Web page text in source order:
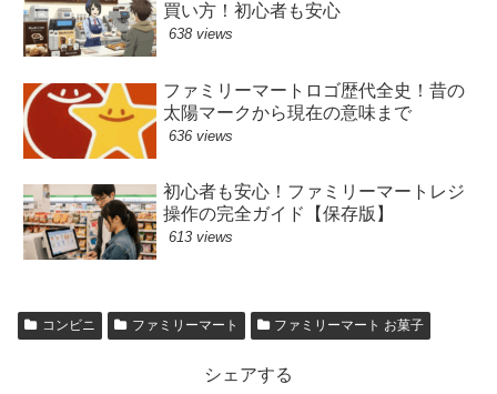
買い方！初心者も安心
638 views
ファミリーマートロゴ歴代全史！昔の
太陽マークから現在の意味まで
636 views
初心者も安心！ファミリーマートレジ
操作の完全ガイド【保存版】
613 views
コンビニ ファミリーマート ファミリーマート お菓子
シェアする